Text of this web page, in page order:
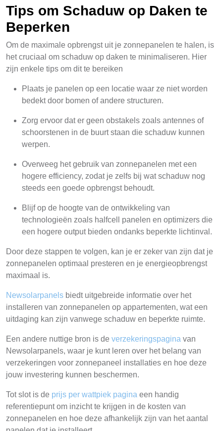
Tips om Schaduw op Daken te
Beperken
Om de maximale opbrengst uit je zonnepanelen te halen, is
het cruciaal om schaduw op daken te minimaliseren. Hier
zijn enkele tips om dit te bereiken
Plaats je panelen op een locatie waar ze niet worden
bedekt door bomen of andere structuren.
Zorg ervoor dat er geen obstakels zoals antennes of
schoorstenen in de buurt staan die schaduw kunnen
werpen.
Overweeg het gebruik van zonnepanelen met een
hogere efficiency, zodat je zelfs bij wat schaduw nog
steeds een goede opbrengst behoudt.
Blijf op de hoogte van de ontwikkeling van
technologieën zoals halfcell panelen en optimizers die
een hogere output bieden ondanks beperkte lichtinval.
Door deze stappen te volgen, kan je er zeker van zijn dat je
zonnepanelen optimaal presteren en je energieopbrengst
maximaal is.
Newsolarpanels biedt uitgebreide informatie over het
installeren van zonnepanelen op appartementen, wat een
uitdaging kan zijn vanwege schaduw en beperkte ruimte.
Een andere nuttige bron is de verzekeringspagina van
Newsolarpanels, waar je kunt leren over het belang van
verzekeringen voor zonnepaneel installaties en hoe deze
jouw investering kunnen beschermen.
Tot slot is de prijs per wattpiek pagina een handig
referentiepunt om inzicht te krijgen in de kosten van
zonnepanelen en hoe deze afhankelijk zijn van het aantal